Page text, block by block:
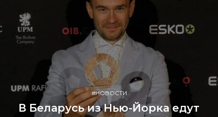
#НОВОСТИ
В Беларусь из Нью-Йорка едут